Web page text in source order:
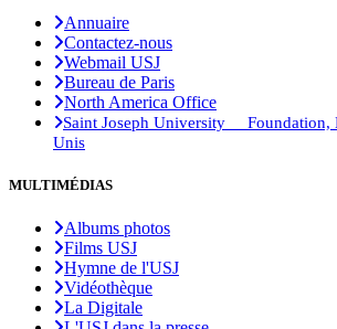
Annuaire
Contactez-nous
Webmail USJ
Bureau de Paris
North America Office
Saint Joseph University
Unis
MULTIMÉDIAS
Albums photos
Films USJ
Hymne de l'USJ
Vidéothèque
La Digitale